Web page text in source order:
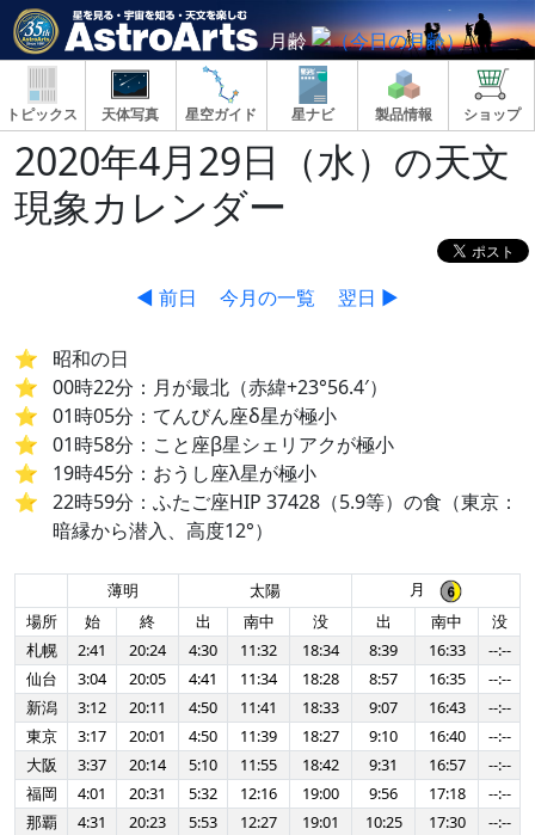
月齢
トピックス 天体写真 星空ガイド 星ナビ 製品情報 ショップ
2020年4月29日（水）の天文
現象カレンダー
◀ 前日 今月の一覧 翌日 ▶
昭和の日
00時22分：月が最北（赤緯+23°56.4′）
01時05分：てんびん座δ星が極小
01時58分：こと座β星シェリアクが極小
19時45分：おうし座λ星が極小
22時59分：ふたご座HIP 37428（5.9等）の食（東京：
暗縁から潜入、高度12°）
薄明 太陽
月
場所
始 終 出 南中 没 出 南中
没
札幌
2:41 20:24 4:30 11:32 18:34 8:39 16:33
--:--
仙台
3:04 20:05 4:41 11:34 18:28 8:57 16:35
--:--
新潟
3:12 20:11 4:50 11:41 18:33 9:07 16:43
--:--
東京
3:17 20:01 4:50 11:39 18:27 9:10 16:40
--:--
大阪
3:37 20:14 5:10 11:55 18:42 9:31 16:57
--:--
福岡
4:01 20:31 5:32 12:16 19:00 9:56 17:18
--:--
那覇
4:31 20:23 5:53 12:27 19:01 10:25 17:30 --:--